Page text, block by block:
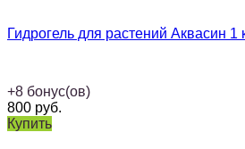
Гидрогель для растений Аквасин 1
+8 бонус(ов)
800 руб.
Купить